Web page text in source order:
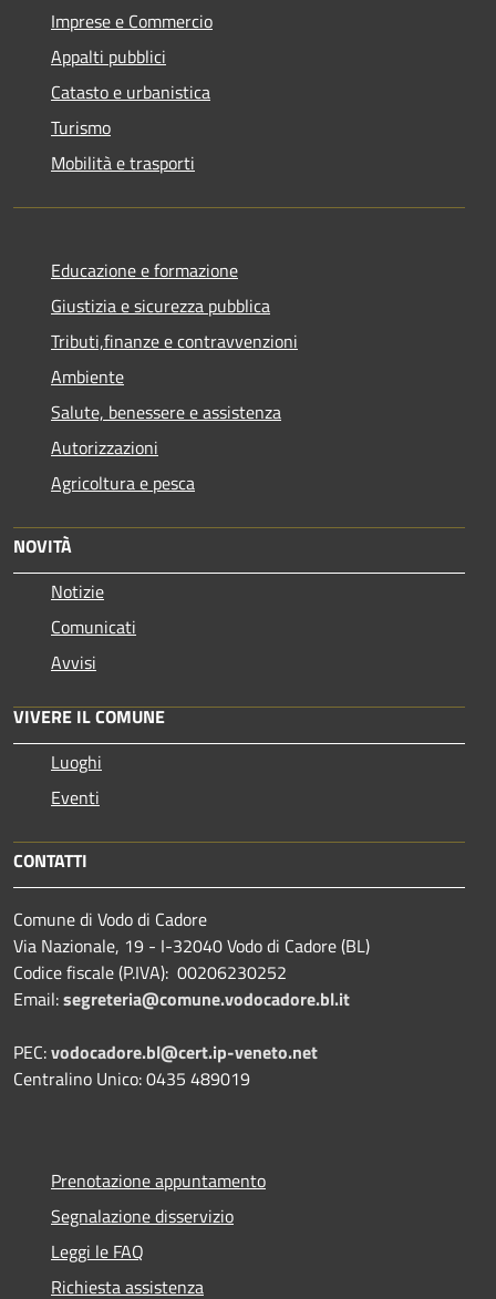
Imprese e Commercio
Appalti pubblici
Catasto e urbanistica
Turismo
Mobilità e trasporti
Educazione e formazione
Giustizia e sicurezza pubblica
Tributi,finanze e contravvenzioni
Ambiente
Salute, benessere e assistenza
Autorizzazioni
Agricoltura e pesca
NOVITÀ
Notizie
Comunicati
Avvisi
VIVERE IL COMUNE
Luoghi
Eventi
CONTATTI
Comune di Vodo di Cadore
Via Nazionale, 19 - I-32040 Vodo di Cadore (BL)
Codice fiscale (P.IVA): 00206230252
Email:segreteria@comune.vodocadore.bl.it
PEC:vodocadore.bl@cert.ip-veneto.net
Centralino Unico: 0435 489019
Prenotazione appuntamento
Segnalazione disservizio
Leggi le FAQ
Richiesta assistenza